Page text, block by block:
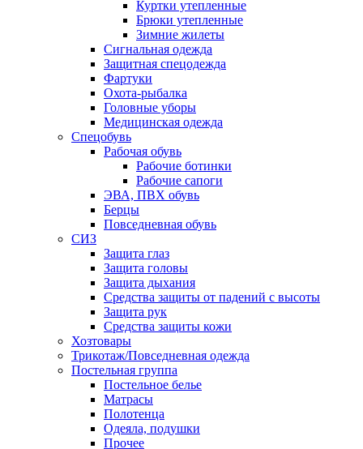
Куртки утепленные
Брюки утепленные
Зимние жилеты
Сигнальная одежда
Защитная спецодежда
Фартуки
Охота-рыбалка
Головные уборы
Медицинская одежда
Спецобувь
Рабочая обувь
Рабочие ботинки
Рабочие сапоги
ЭВА, ПВХ обувь
Берцы
Повседневная обувь
СИЗ
Защита глаз
Защита головы
Защита дыхания
Средства защиты от падений с высоты
Защита рук
Средства защиты кожи
Хозтовары
Трикотаж/Повседневная одежда
Постельная группа
Постельное белье
Матрасы
Полотенца
Одеяла, подушки
Прочее